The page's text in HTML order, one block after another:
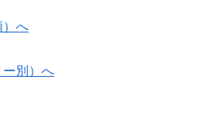
）へ
ー別）へ